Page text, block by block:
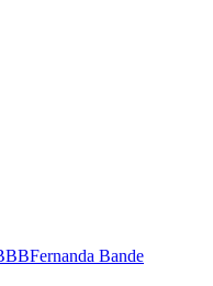
Fernanda Bande